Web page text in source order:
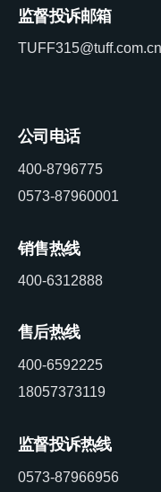
监督投诉邮箱
TUFF315@tuff.com.cn
公司电话
400-8796775
0573-87960001
销售热线
400-6312888
售后热线
400-6592225
18057373119
监督投诉热线
0573-87966956